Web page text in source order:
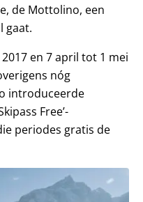
de Mottolino, een
gaat.
en 7 april tot 1 mei
nóg
introduceerde
Free’-
periodes gratis de